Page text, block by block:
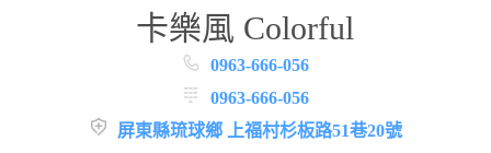
卡樂風 Colorful
0963-666-056
0963-666-056
屏東縣琉球鄉 上福村杉板路51巷20號